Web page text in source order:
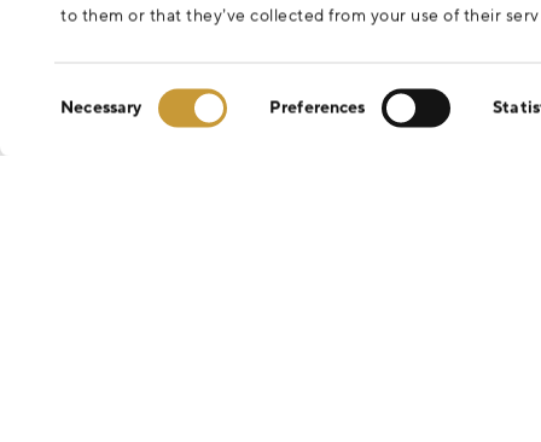
to them or that they’ve collected from your use of their
Necessary Preferences